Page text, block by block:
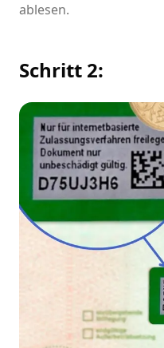
ablesen.
Schritt 2: